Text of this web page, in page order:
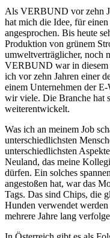
Als VERBUND vor zehn
hat mich die Idee, für
angesprochen. Bis heute
Produktion von grünem
umweltverträglicher, noch
VERBUND war in diesem
ich vor zehn Jahren einer
einem Unternehmen der
wir viele. Die Branche hat
weiterentwickelt.
Was ich an meinem Job
unterschiedlichsten
unterschiedlichsten
Neuland, das meine
dürfen. Ein solches
angestoßen hat, war das
Tags. Das sind Chips, die
Hunden verwendet
mehrere Jahre lang